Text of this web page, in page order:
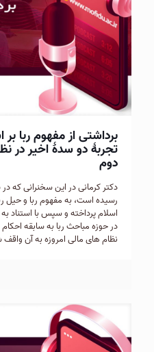
برداشتی از مفهوم ربا
تجربۀ دو سدۀ اخیر در
دوم
رسیده است، به مفهوم ربا و حیل
اسلام پرداخته و سپس با استناد
در حوزه مباحث ربا به سابقه
نظام های مالی امروزه به آن واقف